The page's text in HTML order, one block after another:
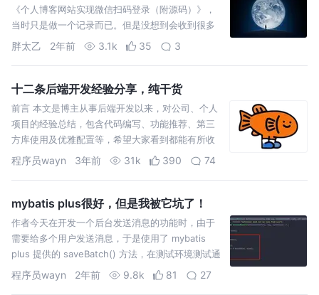
《个人博客网站实现微信扫码登录（附源码）》，
当时只是做一个记录而已。但是没想到会收到很多
“猿友”的私聊， “代码跑不起来”、“实现原理”、“测
胖太乙 2年前 3.1k 35 3
十二条后端开发经验分享，纯干货
前言 本文是博主从事后端开发以来，对公司、个人
项目的经验总结，包含代码编写、功能推荐、第三
方库使用及优雅配置等，希望大家看到都能有所收
获 博主github地址: https://github.com/
程序员wayn 3年前 31k 390 74
mybatis plus很好，但是我被它坑了！
作者今天在开发一个后台发送消息的功能时，由于
需要给多个用户发送消息，于是使用了 mybatis
plus 提供的 saveBatch() 方法，在测试环境测试通
过上预发布后，测试反应发送消息接口很慢得
程序员wayn 2年前 9.8k 81 27